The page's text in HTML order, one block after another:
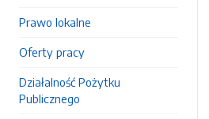
Prawo lokalne
Oferty pracy
Działalność Pożytku
Publicznego